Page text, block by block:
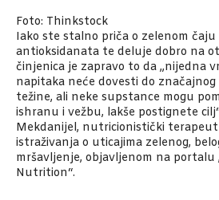
Foto: Thinkstock
Iako ste stalno priča o zelenom čaju
antioksidanata te deluje dobro na
činjenica je zapravo to da „nijedna
napitaka neće dovesti do
težine, ali neke supstance mogu
ishranu i vežbu, lakše postignete
Mekdanijel, nutricionistički
istraživanja o uticajima zelenog,
mršavljenje, objavljenom na portalu
Nutrition“.